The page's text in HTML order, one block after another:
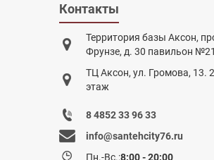
Контакты
Территория базы Аксон,
Фрунзе, д. 30 павильон №21
ТЦ Аксон, ул. Громова, 13.
этаж
8 4852 33 96 33
info@santehcity76.ru
Пн.-Вс.:8:00 - 20:00